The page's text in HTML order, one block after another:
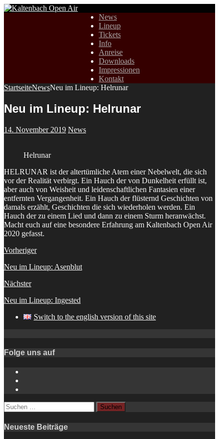
News
Lineup
Tickets
Info
Anreise
Downloads
Impressionen
Kontakt
StartseiteNewsNeu im Lineup: Helrunar
Neu im Lineup: Helrunar
14. November 2019 News
Helrunar
HELRUNAR ist der altertümliche Atem einer Nebelwelt, die sich
vor der Realität verbirgt. Ein Hauch der von Dunkelheit erfüllt ist,
aber auch von Weisheit und leidenschaftlichen Fantasien einer
entfernten Vergangenheit. Ein Hauch der flüsternd Geschichten von
damals erzählt, Geschichten die sich wiederholen werden. Ein
Hauch der zu einem Lied und dann zu einem Sturm heranwächst.
Macht euch auf eine besondere Erfahrung am Kaltenbach Open Air
2020 gefasst.
Vorheriger
Neu im Lineup: Asenblut
Nächster
Neu im Lineup: Ingested
Switch to the english version of this site
Folge uns auf
Suchen
nach:
Neueste Beiträge